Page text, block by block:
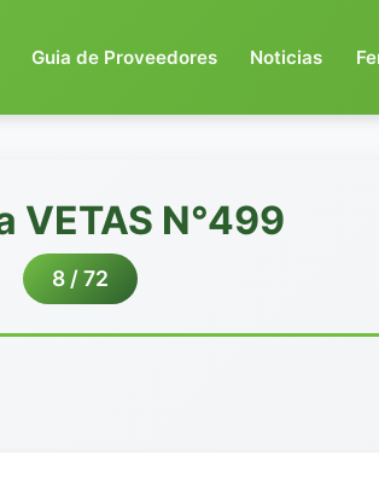
Guia de Proveedores Noticias
VETAS N°499
8 / 72